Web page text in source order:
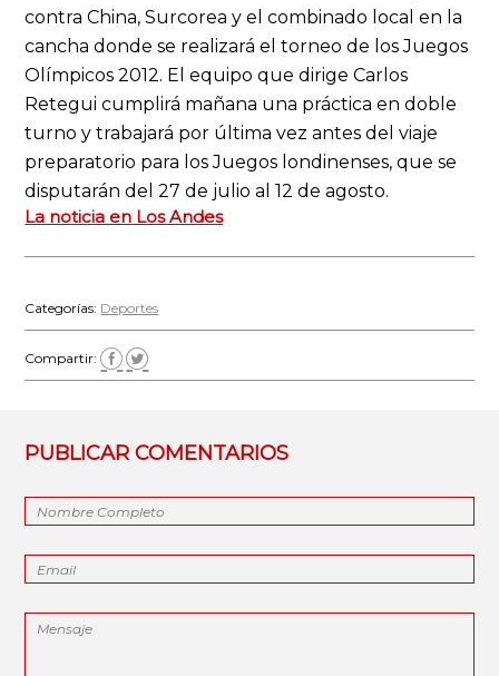
contra China, Surcorea y el combinado local en la
cancha donde se realizará el torneo de los Juegos
Olímpicos 2012. El equipo que dirige Carlos
Retegui cumplirá mañana una práctica en doble
turno y trabajará por última vez antes del viaje
preparatorio para los Juegos londinenses, que se
disputarán del 27 de julio al 12 de agosto.
La noticia en Los Andes
Categorías: Deportes
Compartir:
PUBLICAR COMENTARIOS